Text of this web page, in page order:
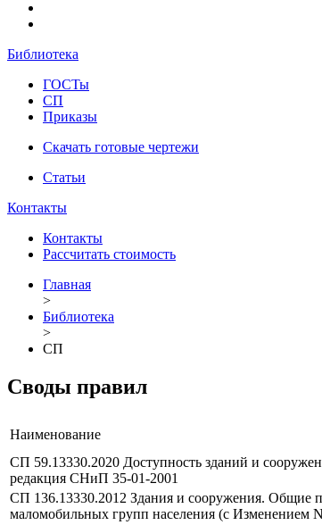
Библиотека
ГОСТы
СП
Приказы
Скачать готовые чертежи
Статьи
Контакты
Контакты
Рассчитать стоимость
Главная
>
Библиотека
>
СП
Своды правил
Наименование
СП 59.13330.2020 Доступность зданий и
редакция СНиП 35-01-2001
СП 136.13330.2012 Здания и сооружения. Общие
маломобильных групп населения (с Изменением